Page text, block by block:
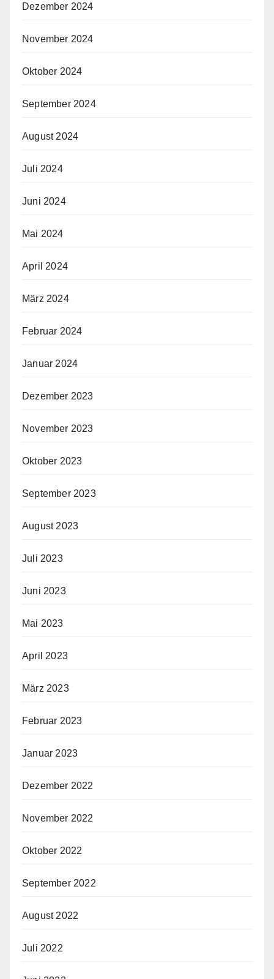
Dezember 2024
November 2024
Oktober 2024
September 2024
August 2024
Juli 2024
Juni 2024
Mai 2024
April 2024
März 2024
Februar 2024
Januar 2024
Dezember 2023
November 2023
Oktober 2023
September 2023
August 2023
Juli 2023
Juni 2023
Mai 2023
April 2023
März 2023
Februar 2023
Januar 2023
Dezember 2022
November 2022
Oktober 2022
September 2022
August 2022
Juli 2022